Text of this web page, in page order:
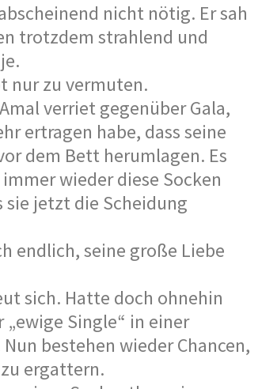
nicht nötig. Er sah
trotzdem strahlend und
nur zu vermuten.
verriet gegenüber Gala,
ertragen habe, dass seine
dem Bett herumlagen. Es
wieder diese Socken
sie jetzt die Scheidung
endlich, seine große Liebe
sich. Hatte doch ohnehin
Single“ in einer
bestehen wieder Chancen,
ergattern.